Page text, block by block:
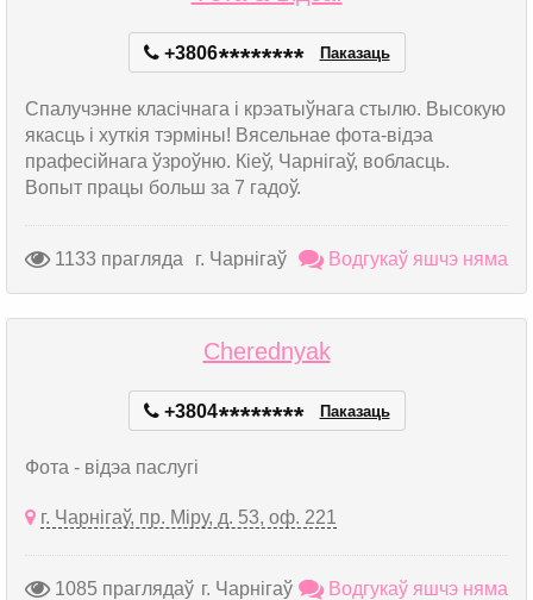
+3806******** Паказаць
Спалучэнне класічнага і крэатыўнага стылю. Высокую
якасць і хуткія тэрміны! Вясельнае фота-відэа
прафесійнага ўзроўню. Кіеў, Чарнігаў, вобласць.
Вопыт працы больш за 7 гадоў.
1133 прагляда г. Чарнігаў Водгукаў яшчэ няма
Cherednyak
+3804******** Паказаць
Фота - відэа паслугі
г. Чарнігаў, пр. Міру, д. 53, оф. 221
1085 праглядаў г. Чарнігаў Водгукаў яшчэ няма